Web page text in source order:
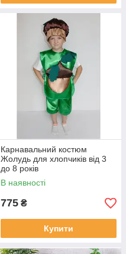
Карнавальний костюм
Жолудь для хлопчиків від 3
до 8 років
В наявності
775 ₴
Купити